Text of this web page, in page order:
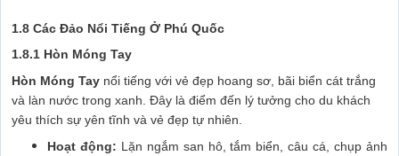
1.8 Các Đảo Nổi Tiếng Ở Phú Quốc
1.8.1 Hòn Móng Tay
Hòn Móng Tay nổi tiếng với vẻ đẹp hoang sơ, bãi biển cát trắng
và làn nước trong xanh. Đây là điểm đến lý tưởng cho du khách
yêu thích sự yên tĩnh và vẻ đẹp tự nhiên.
Hoạt động: Lặn ngắm san hô, tắm biển, câu cá, chụp ảnh